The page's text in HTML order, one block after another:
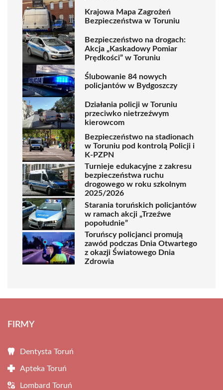
Krajowa Mapa Zagrożeń
Bezpieczeństwa w Toruniu
Bezpieczeństwo na drogach:
Akcja „Kaskadowy Pomiar
Prędkości” w Toruniu
Ślubowanie 84 nowych
policjantów w Bydgoszczy
Działania policji w Toruniu
przeciwko nietrzeźwym
kierowcom
Bezpieczeństwo na stadionach
w Toruniu pod kontrolą Policji i
K-PZPN
Turnieje edukacyjne z zakresu
bezpieczeństwa ruchu
drogowego w roku szkolnym
2025/2026
Starania toruńskich policjantów
w ramach akcji „Trzeźwe
popołudnie”
Toruńscy policjanci promują
zawód podczas Dnia Otwartego
z okazji Światowego Dnia
Zdrowia
FIRMY
Dentysta Toruń
Apteka Toruń
Lombard Toruń